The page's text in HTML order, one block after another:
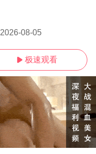
2026-08-05
 极速观看